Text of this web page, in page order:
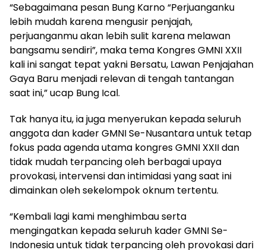
‎“Sebagaimana pesan Bung Karno “Perjuanganku
lebih mudah karena mengusir penjajah,
perjuanganmu akan lebih sulit karena melawan
bangsamu sendiri”, maka tema Kongres GMNI XXII
kali ini sangat tepat yakni Bersatu, Lawan Penjajahan
Gaya Baru menjadi relevan di tengah tantangan
saat ini,” ucap Bung Ical.
‎Tak hanya itu, ia juga menyerukan kepada seluruh
anggota dan kader GMNI Se-Nusantara untuk tetap
fokus pada agenda utama kongres GMNI XXII dan
tidak mudah terpancing oleh berbagai upaya
provokasi, intervensi dan intimidasi yang saat ini
dimainkan oleh sekelompok oknum tertentu.
‎“Kembali lagi kami menghimbau serta
mengingatkan kepada seluruh kader GMNI Se-
Indonesia untuk tidak terpancing oleh provokasi dari